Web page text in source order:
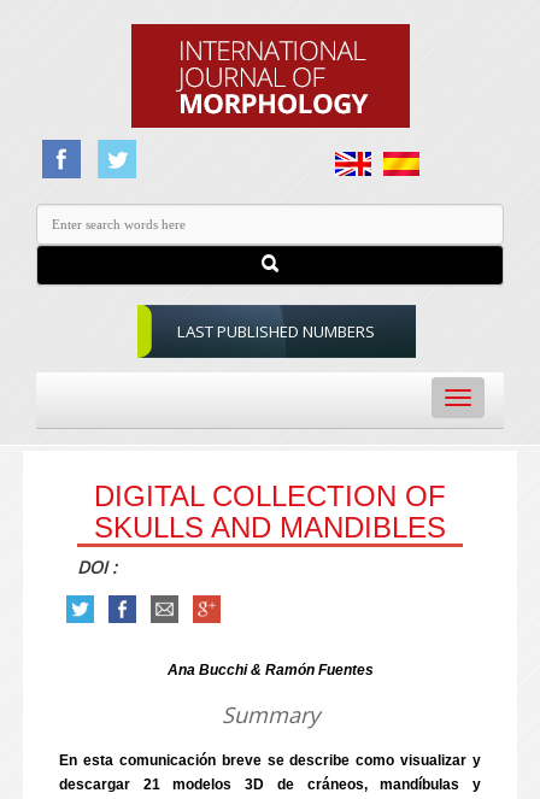
LAST PUBLISHED NUMBERS
Toggle
navigation
DIGITAL COLLECTION OF
SKULLS AND MANDIBLES
DOI :
Ana Bucchi & Ramón Fuentes
Summary
En esta comunicación breve se describe como visualizar y
descargar 21 modelos 3D de cráneos, mandíbulas y